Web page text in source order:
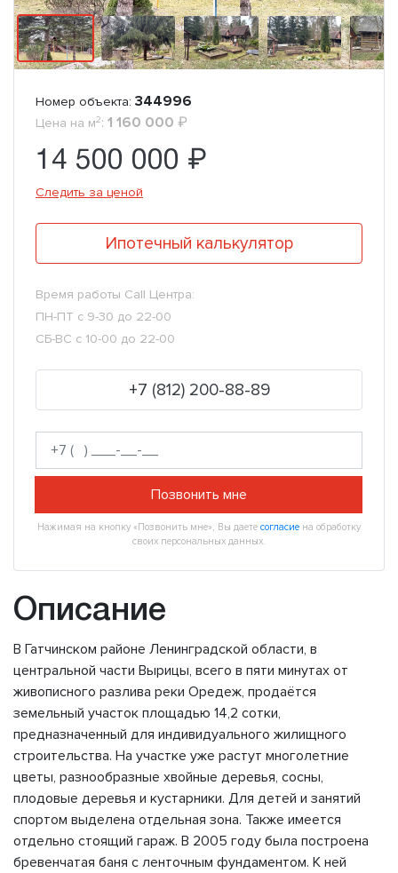
Номер объекта: 344996
Цена на м2: 1 160 000 ₽
14 500 000 ₽
Следить за ценой
Ипотечный калькулятор
Время работы Call Центра:
ПН-ПТ с 9-30 до 22-00
СБ-ВС с 10-00 до 22-00
+7 (812) 200-88-89
Позвонить мне
Нажимая на кнопку «Позвонить мне», Вы даете согласие на обработку
своих персональных данных.
Описание
В Гатчинском районе Ленинградской области, в
центральной части Вырицы, всего в пяти минутах от
живописного разлива реки Оредеж, продаётся
земельный участок площадью 14,2 сотки,
предназначенный для индивидуального жилищного
строительства. На участке уже растут многолетние
цветы, разнообразные хвойные деревья, сосны,
плодовые деревья и кустарники. Для детей и занятий
спортом выделена отдельная зона. Также имеется
отдельно стоящий гараж. В 2005 году была построена
бревенчатая баня с ленточным фундаментом. К ней